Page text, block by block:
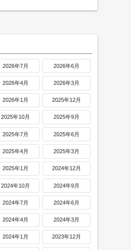
2026年7月 2026年6月
2026年4月 2026年3月
2026年1月 2025年12月
2025年10月 2025年9月
2025年7月 2025年6月
2025年4月 2025年3月
2025年1月 2024年12月
2024年10月 2024年9月
2024年7月 2024年6月
2024年4月 2024年3月
2024年1月 2023年12月